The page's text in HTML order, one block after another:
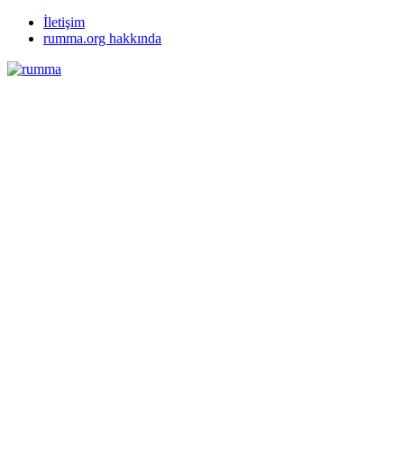
İletişim
rumma.org hakkında